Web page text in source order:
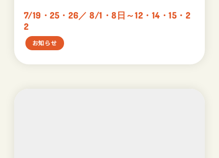
7/19・25・26／ 8/1・8日～12・14・15・2
2
お知らせ